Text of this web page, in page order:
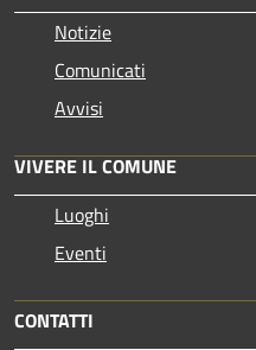
Notizie
Comunicati
Avvisi
VIVERE IL COMUNE
Luoghi
Eventi
CONTATTI